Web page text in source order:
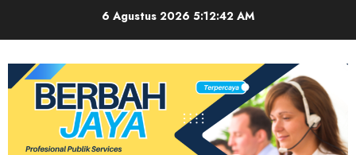
6 Agustus 2026 5:12:43 AM